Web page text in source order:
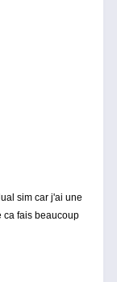
sim car j'ai une
ca fais beaucoup